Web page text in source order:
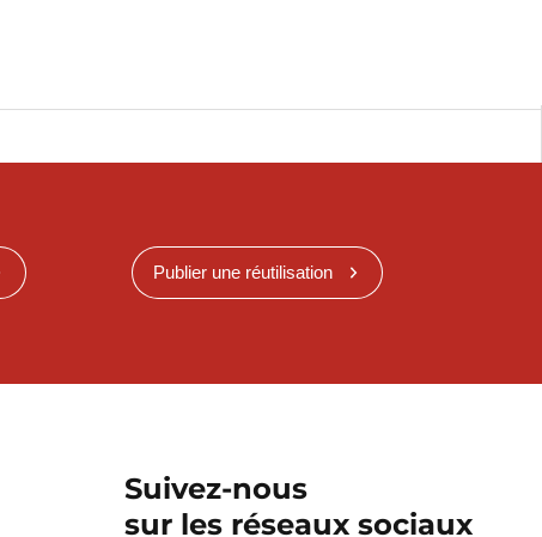
Publier une réutilisation
Suivez-nous
sur les réseaux sociaux